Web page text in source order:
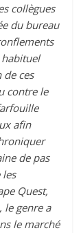
collègues
du bureau
habituel
de ces
contre le
afin
de pas
les
Quest,
le genre a
le marché